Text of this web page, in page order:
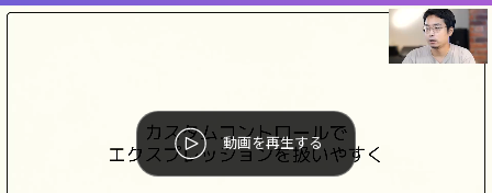
動画を再生する